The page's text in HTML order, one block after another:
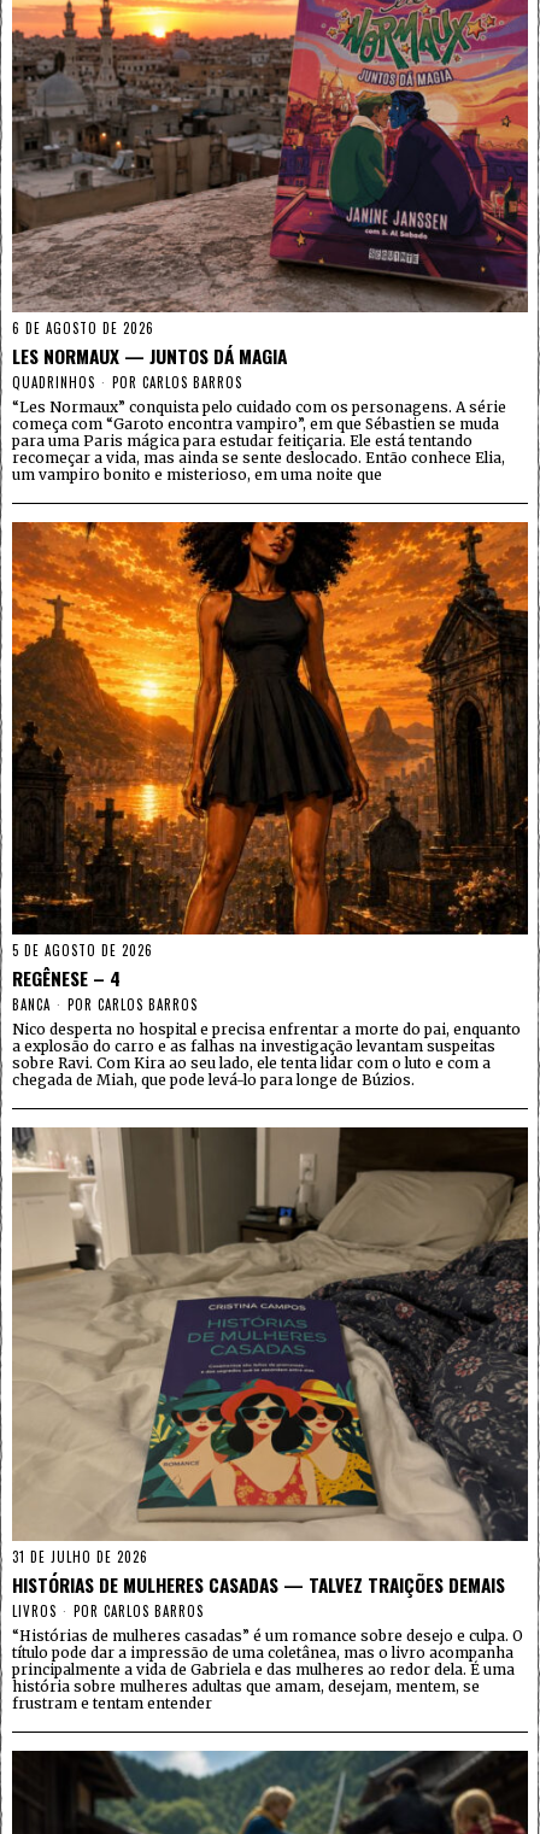
6 DE AGOSTO DE 2026
LES NORMAUX — JUNTOS DÁ MAGIA
QUADRINHOS POR CARLOS BARROS
“Les Normaux” conquista pelo cuidado com os personagens. A série
começa com “Garoto encontra vampiro”, em que Sébastien se muda
para uma Paris mágica para estudar feitiçaria. Ele está tentando
recomeçar a vida, mas ainda se sente deslocado. Então conhece Elia,
um vampiro bonito e misterioso, em uma noite que
5 DE AGOSTO DE 2026
REGÊNESE – 4
BANCA POR CARLOS BARROS
Nico desperta no hospital e precisa enfrentar a morte do pai, enquanto
a explosão do carro e as falhas na investigação levantam suspeitas
sobre Ravi. Com Kira ao seu lado, ele tenta lidar com o luto e com a
chegada de Miah, que pode levá-lo para longe de Búzios.
31 DE JULHO DE 2026
HISTÓRIAS DE MULHERES CASADAS — TALVEZ TRAIÇÕES DEMAIS
LIVROS POR CARLOS BARROS
“Histórias de mulheres casadas” é um romance sobre desejo e culpa. O
título pode dar a impressão de uma coletânea, mas o livro acompanha
principalmente a vida de Gabriela e das mulheres ao redor dela. É uma
história sobre mulheres adultas que amam, desejam, mentem, se
frustram e tentam entender